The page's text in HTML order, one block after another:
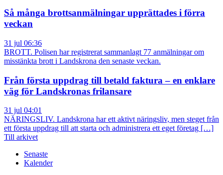
Så många brottsanmälningar upprättades i förra
veckan
31 jul 06:36
BROTT. Polisen har registrerat sammanlagt 77 anmälningar om
misstänkta brott i Landskrona den senaste veckan.
Från första uppdrag till betald faktura – en enklare
väg för Landskronas frilansare
31 jul 04:01
NÄRINGSLIV. Landskrona har ett aktivt näringsliv, men steget från
ett första uppdrag till att starta och administrera ett eget företag […]
Till arkivet
Senaste
Kalender